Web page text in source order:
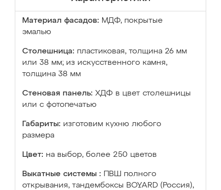
Материал фасадов: МДФ, покрытые
эмалью
Столешница: пластиковая, толщина 26 мм
или 38 мм; из искусственного камня,
толщина 38 мм
Стеновая панель: ХДФ в цвет столешницы
или с фотопечатью
Габариты: изготовим кухню любого
размера
Цвет: на выбор, более 250 цветов
Выкатные системы :
ПВШ полного
открывания, тандембоксы BOYARD (Россия),